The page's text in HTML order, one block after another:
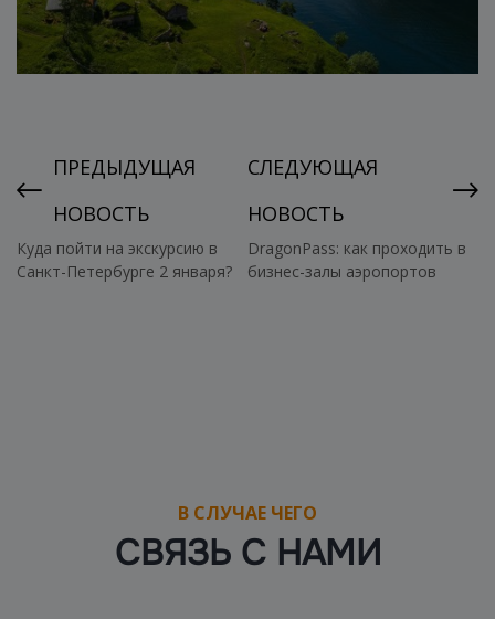
ПРЕДЫДУЩАЯ
НОВОСТЬ
Куда пойти на экскурсию в
Санкт-Петербурге 2 января?
СЛЕДУЮЩАЯ
НОВОСТЬ
DragonPass: как проходить в
бизнес-залы аэропортов
В СЛУЧАЕ ЧЕГО
СВЯЗЬ С НАМИ